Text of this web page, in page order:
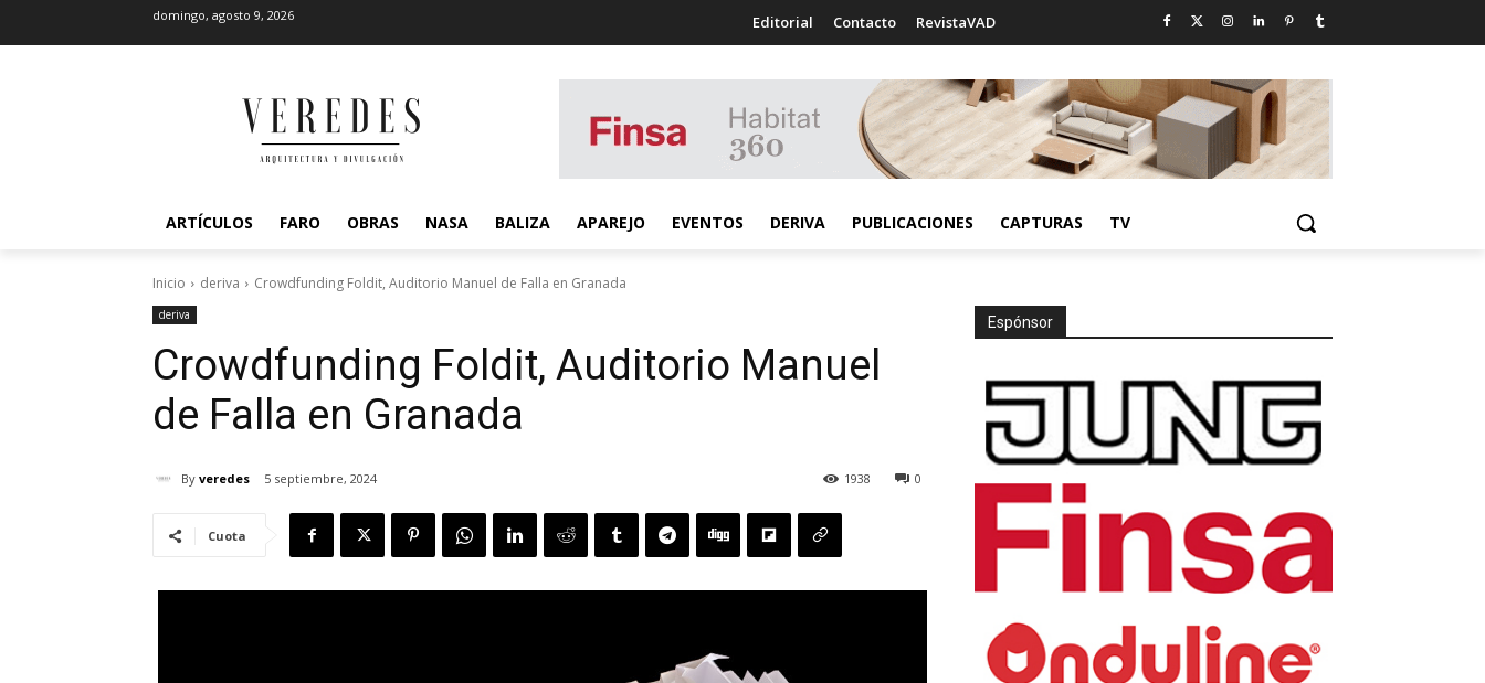
domingo, agosto 9, 2026 Editorial Contacto RevistaVAD
ARTÍCULOS FARO OBRAS NASA BALIZA APAREJO EVENTOS DERIVA PUBLICACIONES CAPTURAS TV
Inicio deriva Crowdfunding Foldit, Auditorio Manuel de Falla en Granada
deriva
Crowdfunding Foldit, Auditorio Manuel
de Falla en Granada
By veredes 5 septiembre, 2024 0
1938
Cuota
Espónsor